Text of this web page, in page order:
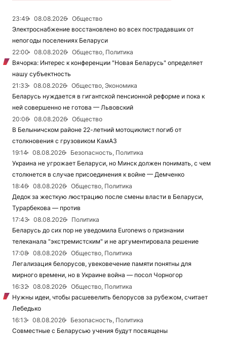
23:49 08.08.2026
Общество
Электроснабжение восстановлено во всех пострадавших от
непогоды поселениях Беларуси
22:00
08.08.2026
Общество, Политика
Вячорка: Интерес к конференции "Новая Беларусь" определяет
нашу субъектность
21:33
08.08.2026
Общество, Экономика
Беларусь нуждается в гигантской пенсионной реформе и пока к
ней совершенно не готова — Львовский
20:06
08.08.2026
Общество
В Белыничском районе 22-летний мотоциклист погиб от
столкновения с грузовиком КамАЗ
19:14
08.08.2026
Безопасность, Политика
Украина не угрожает Беларуси, но Минск должен понимать, с чем
столкнется в случае присоединения к войне — Демченко
18:46
08.08.2026
Общество, Политика
Дедок за жесткую люстрацию после смены власти в Беларуси,
Турарбекова — против
17:43
08.08.2026
Политика
Беларусь до сих пор не уведомила Euronews о признании
телеканала "экстремистским" и не аргументировала решение
17:08
08.08.2026
Общество, Политика
Легализация белорусов, увековечение памяти понятны для
мирного времени, но в Украине война — посол Чорногор
16:32
08.08.2026
Общество, Политика
Нужны идеи, чтобы расшевелить белорусов за рубежом, считает
Лебедько
16:13
08.08.2026
Безопасность, Политика
Совместные с Беларусью учения будут посвящены